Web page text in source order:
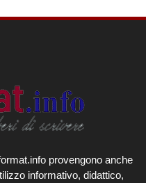
provengono anche
informativo, didattico,